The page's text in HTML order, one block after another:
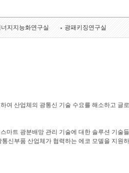
너지지능화연구실 광패키징연구실
여 산업체의 광통신 기술 수요를 해소하고 글
마트 광분배망 관리 기술에 대한 솔루션 기술
신부품 산업체가 협력하는 에코 모델을 지원